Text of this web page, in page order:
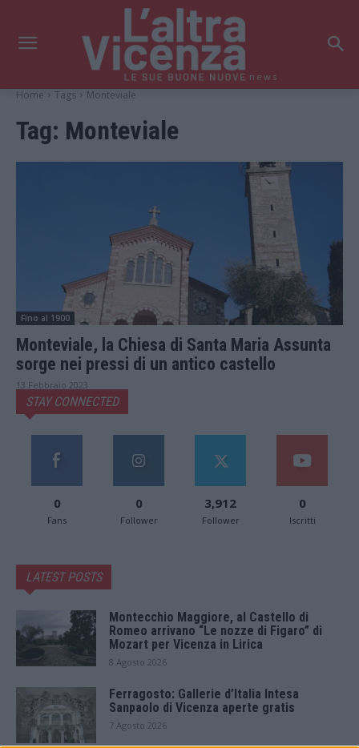
news
Home Tags Monteviale
Tag: Monteviale
Fino al 1900
Monteviale, la Chiesa di Santa Maria Assunta
sorge nei pressi di un antico castello
13 Febbraio 2023
STAY CONNECTED
0
Fans
0
Follower
3,912
Follower
0
Iscritti
LATEST POSTS
Montecchio Maggiore, al Castello di
Romeo arrivano “Le nozze di Figaro” di
Mozart per Vicenza in Lirica
8 Agosto 2026
Ferragosto: Gallerie d’Italia Intesa
Sanpaolo di Vicenza aperte gratis
7 Agosto 2026